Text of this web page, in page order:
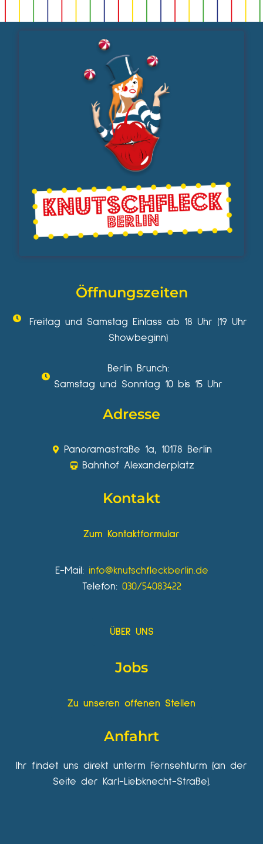
Öffnungszeiten
Freitag und Samstag Einlass ab 18 Uhr (19 Uhr
Showbeginn)
Berlin Brunch:
Samstag und Sonntag 10 bis 15 Uhr
Adresse
Panoramastraße 1a, 10178 Berlin
Bahnhof Alexanderplatz
Kontakt
Zum Kontaktformular
E-Mail: info@knutschfleckberlin.de
Telefon: 030/54083422
ÜBER UNS
Jobs
Zu unseren offenen Stellen
Anfahrt
Ihr findet uns direkt unterm Fernsehturm (an der
Seite der Karl-Liebknecht-Straße).